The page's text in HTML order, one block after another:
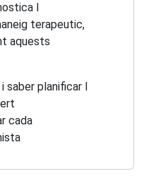
I
terapeutic,
aquests
saber planificar I
cada